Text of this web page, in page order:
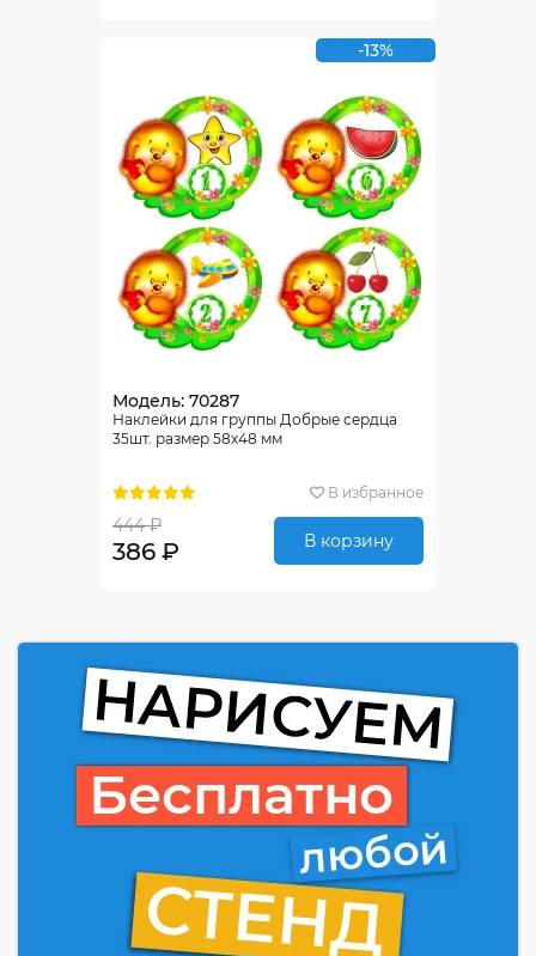
-13%
Модель: 70287
Наклейки для группы Добрые сердца
35шт. размер 58х48 мм
В избранное
444 ₽
386 ₽ В корзину